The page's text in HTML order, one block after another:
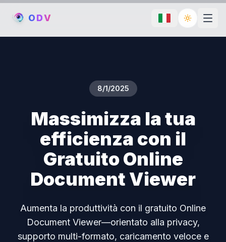
ODV Toggle
8/1/2025
Massimizza la tua
efficienza con il
Gratuito Online
Document Viewer
Aumenta la produttività con il gratuito Online
Document Viewer—orientato alla privacy,
supporto multi-formato, caricamento veloce e